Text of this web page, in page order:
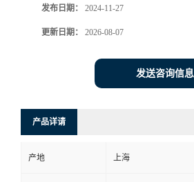
发布日期： 2024-11-27
更新日期： 2026-08-07
发送咨询信息
产品详请
产地 上海